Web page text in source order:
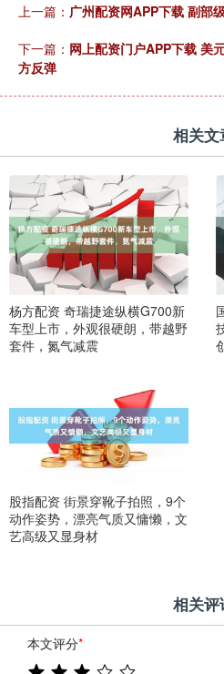
上一篇： 广州配资网APP下载 副部
下一篇： 网上配资门户APP下载 美
方反弹
相关文
杨方配资 奇瑞捷途纵横G700新
车型上市，外观很硬朗，带越野
套件，氮气减震
股指配资 街景穿靴子拍照，9个
动作姿势，漂亮气质又慵懒，文
艺高级又显身材
相关评
本文评分*